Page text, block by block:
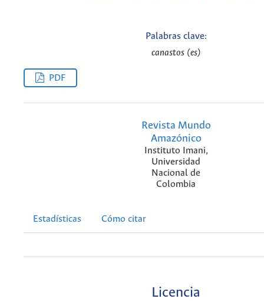
Palabras clave:
canastos (es)
PDF
Revista Mundo
Amazónico
Instituto Imani,
Universidad
Nacional de
Colombia
Estadísticas Cómo citar
Licencia